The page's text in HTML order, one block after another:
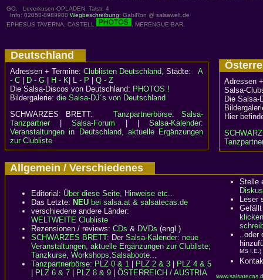
GO, Leverkusen-OPLADEN, Talstr. 4
Info: 02058-8989900 Wegbeschreibung: GabiRon @ salsawelt.de
EPHESUS TAVERNA, CASTELL
, MERENGUE-BAR.
Deutschland
Adressen + Termine: Clublisten Deutschland, Städte: A
- C
D - G H - K L - P
Q - Z
Die Salsa-Discos von Deutschland: PHOTOS !
Bildergalerie: die Salsa-DJ´s von Deutschland
SCHWARZES BRETT:Tanzpartnerbörse: Salsa-
Tanzpartner|Salsa-Forum | |Salsa-Kalender:
Veranstaltungen in Deutschland, aktuelle Ergänzungen
zur Clubliste
Adressen
Salsa-
Die
Hier
Allgemein / Verschiedenes
Editorial: Über diese Seite, Hinweise etc..
Das Letzte: NEU bei salsa.at & salsatecas.de
verschiedene andere Länder:
WELTWEITE Clubliste
Rezensionen / reviews: CDs & DVDs (engl.)
SCHWARZES BRETT: Der Salsa-Kalender: neue
Veranstaltungen, aktuelle Ergänzungen zur Clubliste;
Tanzkurse, Workshops,Salsaboote...
Tanzpartnerbörse: PLZ 0 & 1 PLZ 2 & 3
PLZ 4 & 5
PLZ 6 & 7 PLZ 8 & 9 ÖSTERREICH / AUSTRIA
Stelle
Leser
klicken
..oder
MS I.E.)